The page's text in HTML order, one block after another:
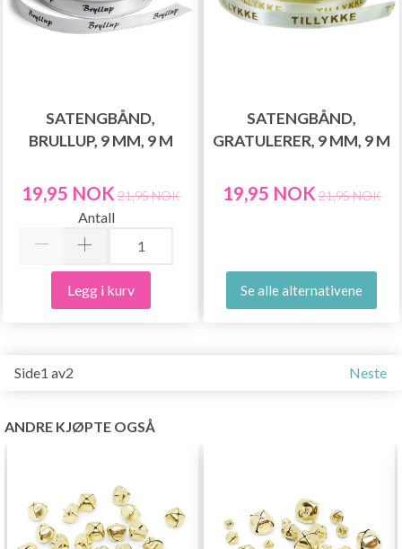
SATENGBÅND,
BRULLUP, 9 MM, 9 M
19,95 NOK 21,95 NOK
Antall
Legg i kurv
SATENGBÅND,
GRATULERER, 9 MM, 9 M
19,95 NOK 21,95 NOK
Se alle alternativene
Side1 av2 Neste
ANDRE KJØPTE OGSÅ